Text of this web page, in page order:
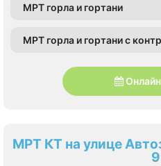
МРТ горла и гортани
МРТ горла и гортани с
МРТ КТ на улице
9